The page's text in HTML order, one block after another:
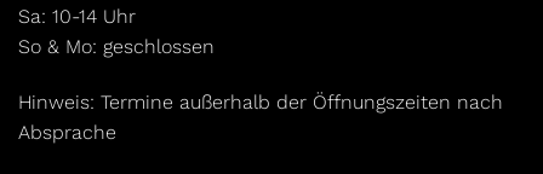
Sa: 10-14 Uhr
So & Mo: geschlossen
Hinweis: Termine außerhalb der Öffnungszeiten nach
Absprache